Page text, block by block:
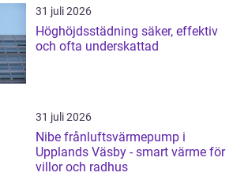
31 juli 2026
Höghöjdsstädning säker, effektiv
och ofta underskattad
31 juli 2026
Nibe frånluftsvärmepump i
Upplands Väsby - smart värme för
villor och radhus